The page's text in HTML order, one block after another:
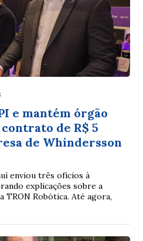
e mantém órgão
de R$ 5
de Whindersson
enviou três ofícios à
explicações sobre a
TRON Robótica. Até agora,